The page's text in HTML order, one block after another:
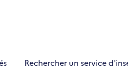
Rechercher un service